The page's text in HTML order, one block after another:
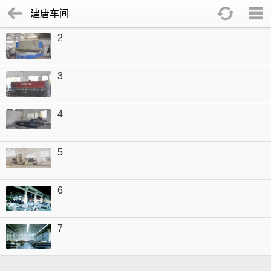
建唐车间
2
3
4
5
6
7